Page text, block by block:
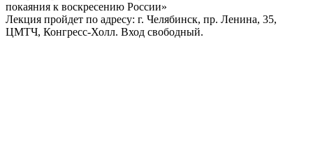
покаяния к воскресению России»
Лекция пройдет по адресу: г. Челябинск, пр. Ленина, 35,
ЦМТЧ, Конгресс-Холл. Вход свободный.